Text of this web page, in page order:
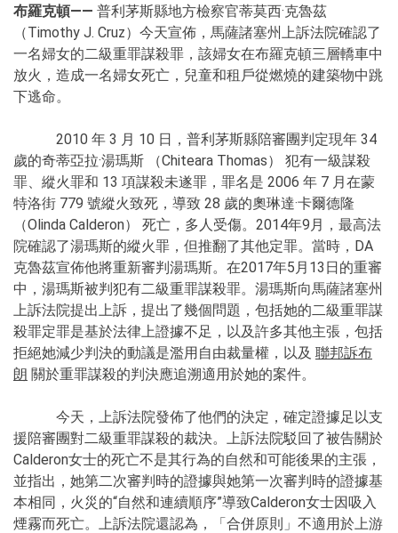
布羅克頓—— 普利茅斯縣地方檢察官蒂莫西·克魯茲
（Timothy J. Cruz）今天宣佈，馬薩諸塞州上訴法院確認了
一名婦女的二級重罪謀殺罪，該婦女在布羅克頓三層轎車中
放火，造成一名婦女死亡，兒童和租戶從燃燒的建築物中跳
下逃命。
2010 年 3 月 10 日，普利茅斯縣陪審團判定現年 34
歲的奇蒂亞拉·湯瑪斯 （Chiteara Thomas） 犯有一級謀殺
罪、縱火罪和 13 項謀殺未遂罪，罪名是 2006 年 7 月在蒙
特洛街 779 號縱火致死，導致 28 歲的奧琳達·卡爾德隆
（Olinda Calderon） 死亡，多人受傷。2014年9月，最高法
院確認了湯瑪斯的縱火罪，但推翻了其他定罪。當時，DA
克魯茲宣佈他將重新審判湯瑪斯。在2017年5月13日的重審
中，湯瑪斯被判犯有二級重罪謀殺罪。湯瑪斯向馬薩諸塞州
上訴法院提出上訴，提出了幾個問題，包括她的二級重罪謀
殺罪定罪是基於法律上證據不足，以及許多其他主張，包括
拒絕她減少判決的動議是濫用自由裁量權，以及 聯邦訴布
朗 關於重罪謀殺的判決應追溯適用於她的案件。
今天，上訴法院發佈了他們的決定，確定證據足以支
援陪審團對二級重罪謀殺的裁決。上訴法院駁回了被告關於
Calderon女士的死亡不是其行為的自然和可能後果的主張，
並指出，她第二次審判時的證據與她第一次審判時的證據基
本相同，火災的“自然和連續順序”導致Calderon女士因吸入
煙霧而死亡。上訴法院還認為，「合併原則」不適用於上游